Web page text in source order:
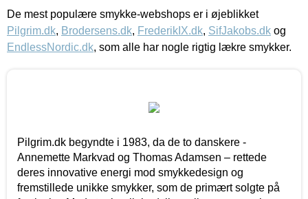
De mest populære smykke-webshops er i øjeblikket
Pilgrim.dk, Brodersens.dk, FrederikIX.dk, SifJakobs.dk og
EndlessNordic.dk, som alle har nogle rigtig lækre smykker.
Pilgrim.dk begyndte i 1983, da de to danskere -
Annemette Markvad og Thomas Adamsen – rettede
deres innovative energi mod smykkedesign og
fremstillede unikke smykker, som de primært solgte på